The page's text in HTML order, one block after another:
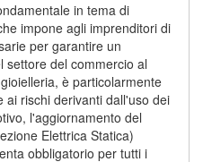
in tema di
impone agli imprenditori di
per garantire un
settore del commercio al
è particolarmente
rischi derivanti dall'uso dei
l'aggiornamento del
Elettrica Statica)
obbligatorio per tutti i